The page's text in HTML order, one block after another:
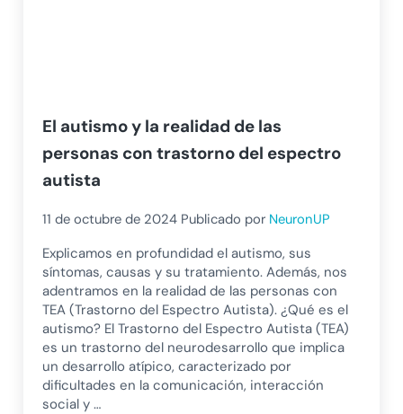
El autismo y la realidad de las
personas con trastorno del espectro
autista
11 de octubre de 2024 Publicado por NeuronUP
Explicamos en profundidad el autismo, sus
síntomas, causas y su tratamiento. Además, nos
adentramos en la realidad de las personas con
TEA (Trastorno del Espectro Autista). ¿Qué es el
autismo? El Trastorno del Espectro Autista (TEA)
es un trastorno del neurodesarrollo que implica
un desarrollo atípico, caracterizado por
dificultades en la comunicación, interacción
social y …